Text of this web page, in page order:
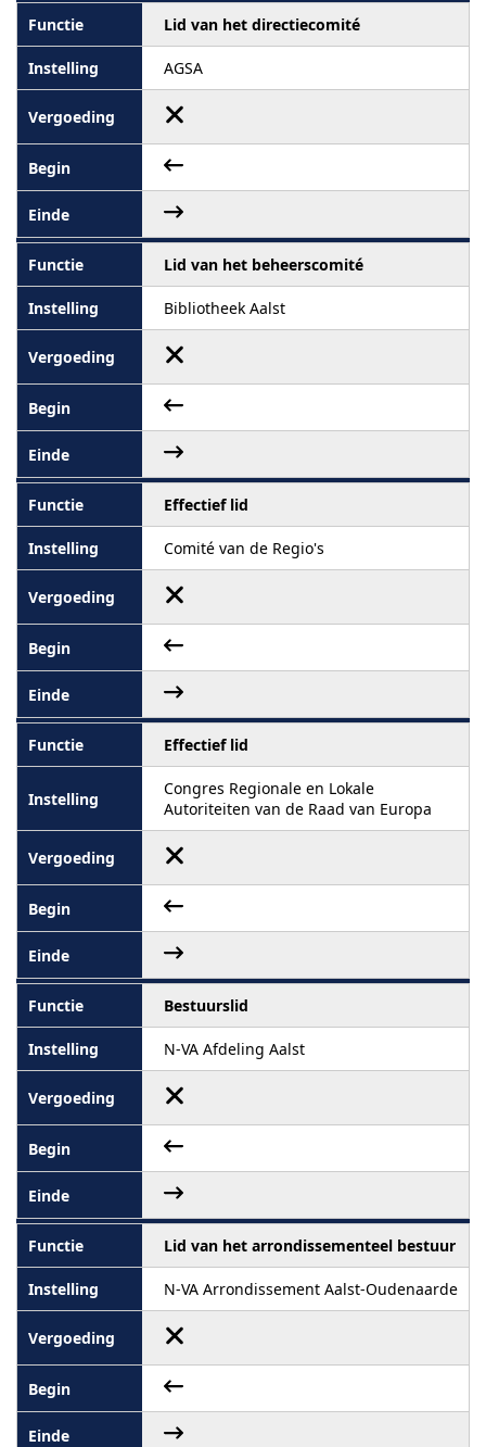
Lid van het directiecomité
AGSA
Lid van het beheerscomité
Bibliotheek Aalst
Effectief lid
Comité van de Regio's
Effectief lid
Congres Regionale en Lokale
Autoriteiten van de Raad van Europa
Bestuurslid
N-VA Afdeling Aalst
Lid van het arrondissementeel bestuur
N-VA Arrondissement Aalst-Oudenaarde